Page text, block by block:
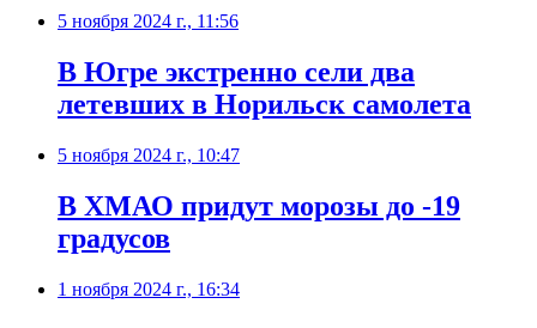
5 ноября 2024 г., 11:56
В Югре экстренно сели два
летевших в Норильск самолета
5 ноября 2024 г., 10:47
В ХМАО придут морозы до -19
градусов
1 ноября 2024 г., 16:34